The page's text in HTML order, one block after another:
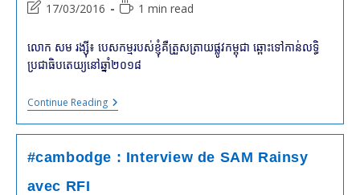
author: published: category:
Post
modified:
17/03/2016
Reading1 min read
លោក សម រង្ស៊ី៖ បេសកម្មរបស់ខ្ញុំគឺត្រួសត្រាយផ្លូវ​កម្ពុជា ឆ្ពោះ​ទៅ​កាន់​លទ្ធិ​
ប្រជាធិបតេយ្យ​នៅ​ឆ្នាំ​២០១៨​
Continue Reading#cambodge
:
Interview
SAM
Rainsy
#cambodge : Interview de SAM Rainsy
avec RFI